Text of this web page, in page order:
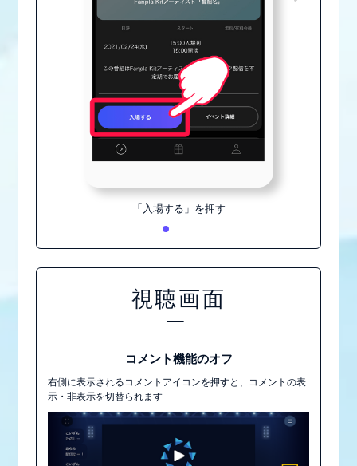
「入場する」を押す
視聴画面
コメント機能のオフ
右側に表示されるコメントアイコンを押すと、コメントの表
示・非表示を切替られます